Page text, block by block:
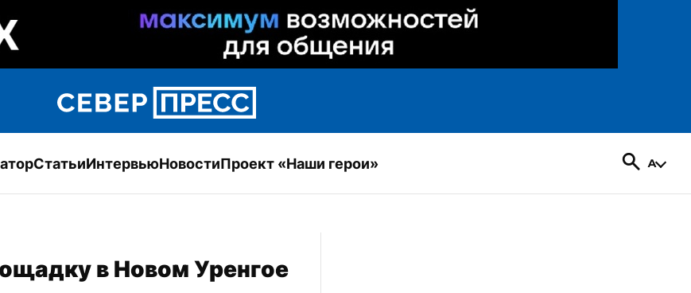
СтатьиИнтервьюНовостиПроект «Наши герои»
в Новом Уренгое